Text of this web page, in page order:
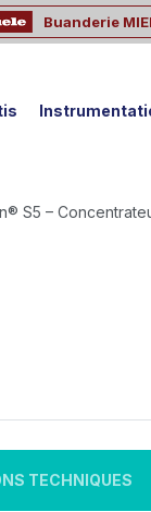
Buanderie
S5 –
TECHNIQUES